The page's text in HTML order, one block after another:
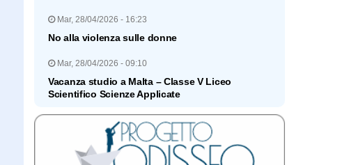
Mar, 28/04/2026 - 16:23
No alla violenza sulle donne
Mar, 28/04/2026 - 09:10
Vacanza studio a Malta – Classe V Liceo
Scientifico Scienze Applicate